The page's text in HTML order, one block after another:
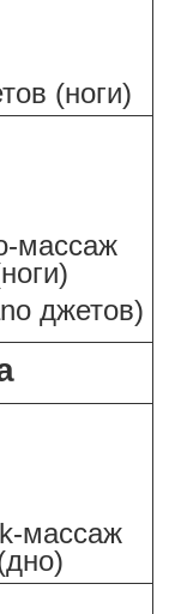
(ноги)
массаж
джетов)
массаж